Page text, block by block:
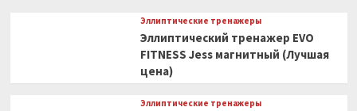
Эллиптические тренажеры
Эллиптический тренажер EVO
FITNESS Jess магнитный (Лучшая
цена)
Эллиптические тренажеры